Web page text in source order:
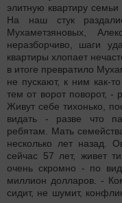
элитную квартиру
На наш стук
Мухаметзяновых,
неразборчиво, шаги
квартиры хлопает
в итоге превратило
не пускают, к ним как-
тем от ворот поворот, -
Живут себе тихонько,
видать - разве что
ребятам. Мать
несколько лет назад.
сейчас 57 лет, живет
очень скромно - по
миллион долларов. -
сидит, не шумит,